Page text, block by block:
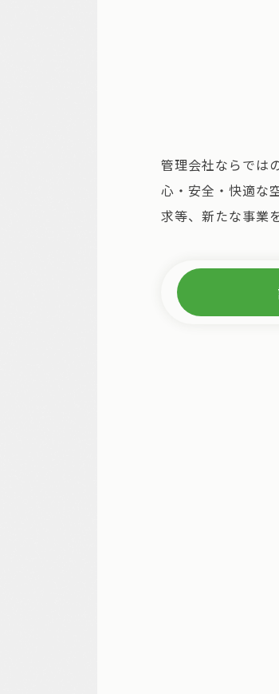
管理会社ならでは
心・安全・快適な
求等、新たな事業